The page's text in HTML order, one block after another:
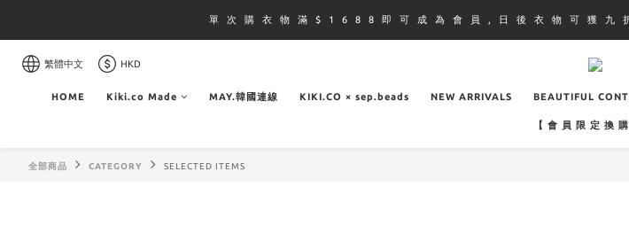
單 次 購 衣 物 滿 $ 1 6 8 8 即 可 成 為 會 員 , 日 後 衣 物 可 獲 九
繁體中文 HKD
HOME Kiki.co Made MAY.韓國連線 KIKI.CO × sep.beads NEW ARRIVALS BEAUTIFUL
【 會 員 限 定 換 購
全部商品 CATEGORY SELECTED ITEMS